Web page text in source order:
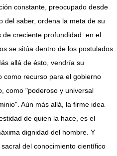
constante, preocupado desde
del saber, ordena la meta de su
creciente profundidad: en el
se sitúa dentro de los postulados
allá de ésto, vendría su
como recurso para el gobierno
como "poderoso y universal
Aún más allá, la firme idea
de quien la hace, es el
dignidad del hombre. Y
del conocimiento científico